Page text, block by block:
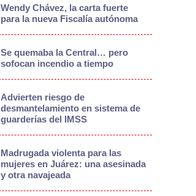
Wendy Chávez, la carta fuerte
para la nueva Fiscalía autónoma
Se quemaba la Central… pero
sofocan incendio a tiempo
Advierten riesgo de
desmantelamiento en sistema de
guarderías del IMSS
Madrugada violenta para las
mujeres en Juárez: una asesinada
y otra navajeada